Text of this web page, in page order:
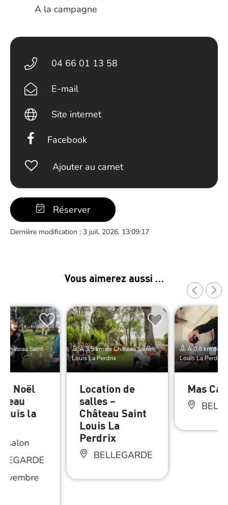
A la campagne
04 66 01 13 58
E-mail
Site internet
Facebook
Ajouter au carnet
Réserver
Dernière modification : 3 juil. 2026, 13:09:17
Vous aimerez aussi …
Château Saint-
Noël
la
salon
À 3.5 km de Château Saint-
Louis La Perdrix
Location de
salles –
Château Saint
Louis La
Perdrix
BELLEGARDE
À 0.8 km de
Louis La Perdrix
Mas